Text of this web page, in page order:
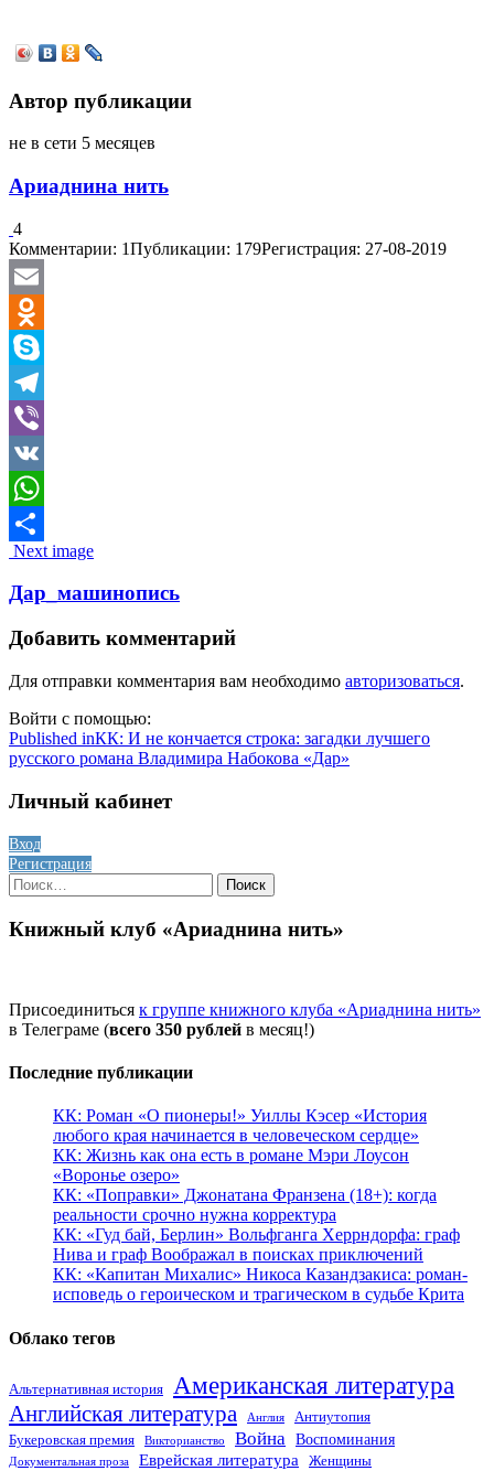
Автор публикации
не в сети 5 месяцев
Ариаднина нить
4
Комментарии: 1Публикации: 179Регистрация: 27-08-2019
Email
Odnoklassniki
Skype
Telegram
Viber
VK
WhatsApp
Отправить
Image
navigation
Next image
Дар_машинопись
Добавить комментарий
Для отправки комментария вам необходимо авторизоваться.
Войти с помощью:
Навигация
по
записям
Published inКК: И не кончается строка: загадки лучшего
русского романа Владимира Набокова «Дар»
Личный кабинет
Вход
Регистрация
Найти:
Книжный клуб «Ариаднина нить»
Присоединиться к группе книжного клуба «Ариаднина нить»
в Телеграме (всего 350 рублей в месяц!)
Последние публикации
КК: Роман «О пионеры!» Уиллы Кэсер «История
любого края начинается в человеческом сердце»
КК: Жизнь как она есть в романе Мэри Лоусон
«Воронье озеро»
КК: «Поправки» Джонатана Франзена (18+): когда
реальности срочно нужна корректура
КК: «Гуд бай, Берлин» Вольфганга Херрндорфа: граф
Нива и граф Воображал в поисках приключений
КК: «Капитан Михалис» Никоса Казандзакиса: роман-
исповедь о героическом и трагическом в судьбе Крита
Облако тегов
Альтернативная история Американская литература
Английская литература Англия
Антиутопия
Букеровская премия
Викторианство Война Воспоминания
Документальная проза Еврейская литература
Женщины